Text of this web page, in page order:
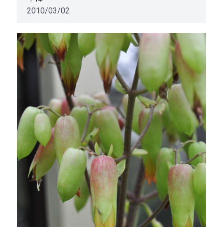
2010/03/02